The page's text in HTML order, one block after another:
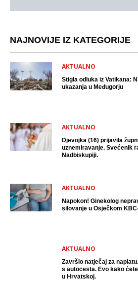
NAJNOVIJE IZ KATEGORIJE
AKTUALNO
Stigla odluka iz Vatikana:
ukazanja u Međugorju
AKTUALNO
Djevojka (16) prijavila
uznemiravanje. Svećenik
Nadbiskupiji.
AKTUALNO
Napokon! Ginekolog
silovanje u Osječkom
AKTUALNO
Završio natječaj za
s autocesta. Evo kako
u Hrvatskoj.